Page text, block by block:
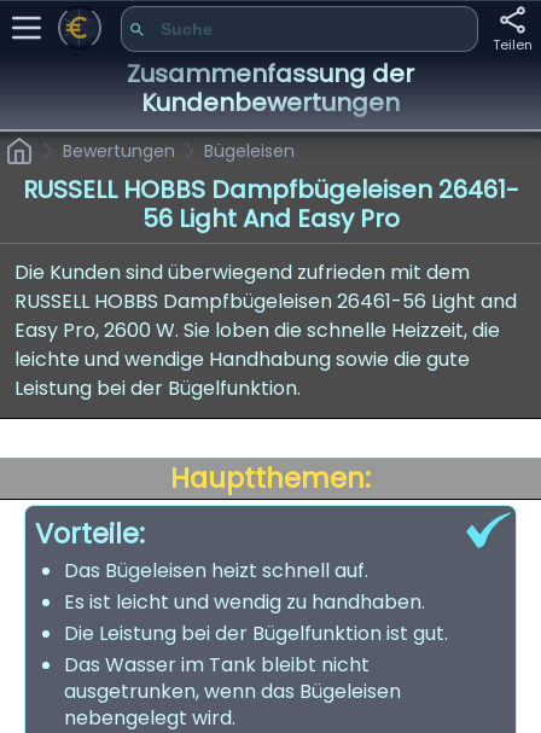
Teilen
Zusammenfassung der
Kundenbewertungen
Bewertungen Bügeleisen
RUSSELL HOBBS Dampfbügeleisen 26461-
56 Light And Easy Pro
Die Kunden sind überwiegend zufrieden mit dem
RUSSELL HOBBS Dampfbügeleisen 26461-56 Light and
Easy Pro, 2600 W. Sie loben die schnelle Heizzeit, die
leichte und wendige Handhabung sowie die gute
Leistung bei der Bügelfunktion.
Hauptthemen:
Vorteile:
Das Bügeleisen heizt schnell auf.
Es ist leicht und wendig zu handhaben.
Die Leistung bei der Bügelfunktion ist gut.
Das Wasser im Tank bleibt nicht
ausgetrunken, wenn das Bügeleisen
nebengelegt wird.